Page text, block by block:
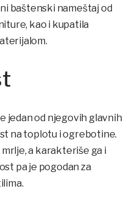
baštenski nameštaj od
kao i kupatila
jedan od njegovih glavnih
na toplotu i ogrebotine.
a karakteriše ga i
pa je pogodan za